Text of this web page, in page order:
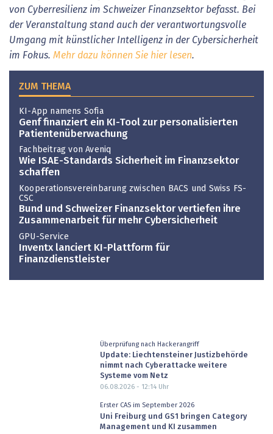
von Cyberresilienz im Schweizer Finanzsektor befasst. Bei
der Veranstaltung stand auch der verantwortungsvolle
Umgang mit künstlicher Intelligenz in der Cybersicherheit
im Fokus. Mehr dazu können Sie hier lesen.
ZUM THEMA
KI-App namens Sofia
Genf finanziert ein KI-Tool zur personalisierten
Patientenüberwachung
Fachbeitrag von Aveniq
Wie ISAE-Standards Sicherheit im ­Finanzsektor
schaffen
Kooperationsvereinbarung zwischen BACS und Swiss FS-
CSC
Bund und Schweizer Finanzsektor vertiefen ihre
Zusammenarbeit für mehr Cybersicherheit
GPU-Service
Inventx lanciert KI-Plattform für
Finanzdienstleister
Überprüfung nach Hackerangriff
Update: Liechtensteiner Justizbehörde
nimmt nach Cyberattacke weitere
Systeme vom Netz
06.08.2026 - 12:14Uhr
Erster CAS im September 2026
Uni Freiburg und GS1 bringen Category
Management und KI zusammen